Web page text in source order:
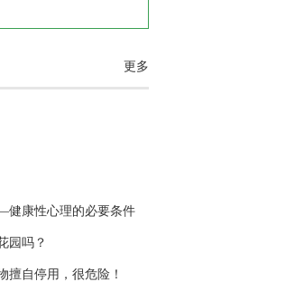
更多
康性心理的必要条件
园吗？
擅自停用，很危险！